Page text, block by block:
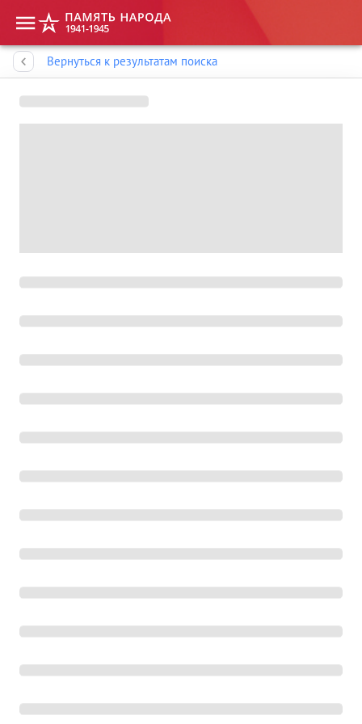
Вернуться к результатам поиска
Память народа